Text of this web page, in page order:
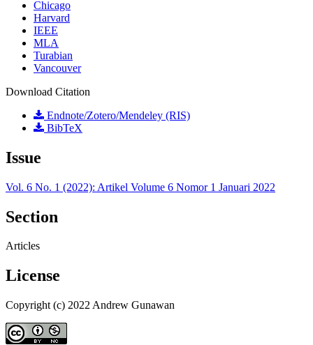
Chicago
Harvard
IEEE
MLA
Turabian
Vancouver
Download Citation
Endnote/Zotero/Mendeley (RIS)
BibTeX
Issue
Vol. 6 No. 1 (2022): Artikel Volume 6 Nomor 1 Januari 2022
Section
Articles
License
Copyright (c) 2022 Andrew Gunawan